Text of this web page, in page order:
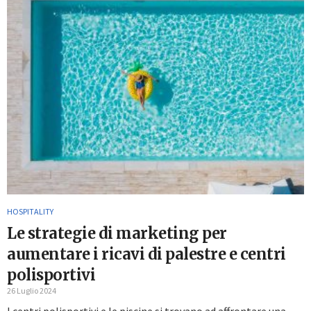
HOSPITALITY
Le strategie di marketing per
aumentare i ricavi di palestre e centri
polisportivi
26 Luglio 2024